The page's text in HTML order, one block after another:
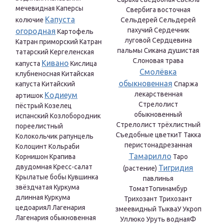
мечевидная Каперсы
колючие Капуста
огородная Картофель
Катран приморский Катран
татарский Кергеленская
капуста Кивано Кислица
клубненосная Китайская
капуста Китайский
артишок Кодиеум
пёстрый Козелец
испанский Козлобородник
пореелистный
Колокольчик рапунцель
Колоцинт Кольраби
Корнишон Крапива
двудомная Кресс-салат
Крылатые бобы Кувшинка
звёздчатая Куркума
длинная Куркума
цедоарияЛ Лагенария
Лагенария обыкновенная
Свербига восточная
Сельдерей Сельдерей
пахучий Сердечник
луговой Сердцевина
пальмы Сикана душистая
Слоновая трава
Смолёвка
обыкновенная Спаржа
лекарственная
Стрелолист
обыкновенный
Стрелолист трёхлистный
Съедобные цветкиТ Такка
перистонадрезанная
Тамарилло Таро
(растение) Тигридия
павлинья
ТоматТопинамбур
Трихозант Трихозант
змеевидный ТыкваУ Укроп
Уллюко Уруть воднаяФ